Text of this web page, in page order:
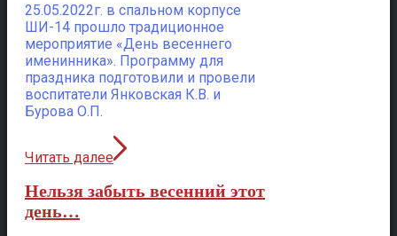
25.05.2022г. в спальном корпусе
ШИ-14 прошло традиционное
мероприятие «День весеннего
именинника». Программу для
праздника подготовили и провели
воспитатели Янковская К.В. и
Бурова О.П.
Читать далее
Нельзя забыть весенний этот
день…